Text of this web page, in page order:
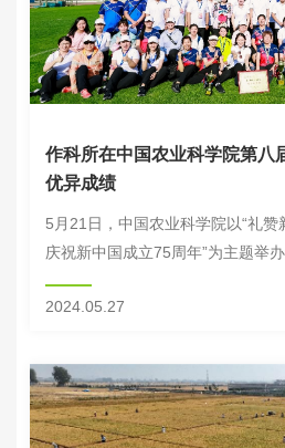
作科所在中国农业科学院第八
优异成绩
5月21日，中国农业科学院以“礼
庆祝新中国成立75周年”为主题举
所获得京内单位团体总分第四名，
开幕式上，所班子全体成员...
2024.05.27